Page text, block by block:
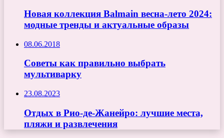
Новая коллекция Balmain весна-лето 2024:
модные тренды и актуальные образы
08.06.2018
Советы как правильно выбрать
мультиварку
23.08.2023
Отдых в Рио-де-Жанейро: лучшие места,
пляжи и развлечения